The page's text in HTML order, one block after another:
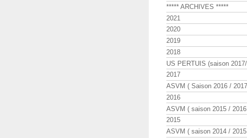
***** ARCHIVES *****
2021
2020
2019
2018
US PERTUIS (saison
2017
ASVM ( Saison 2016 /
2016
ASVM ( saison 2015 /
2015
ASVM ( saison 2014 /